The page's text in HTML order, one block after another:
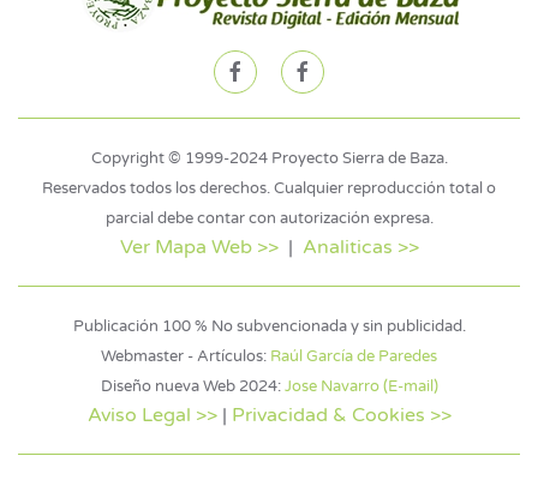
Copyright © 1999-2024 Proyecto Sierra de Baza.
Reservados todos los derechos. Cualquier reproducción total o
parcial debe contar con autorización expresa.
Ver Mapa Web >>| Analiticas >>
Publicación 100 % No subvencionada y sin publicidad.
Webmaster - Artículos: Raúl García de Paredes
Diseño nueva Web 2024:Jose Navarro (E-mail)
Aviso Legal >>| Privacidad & Cookies >>